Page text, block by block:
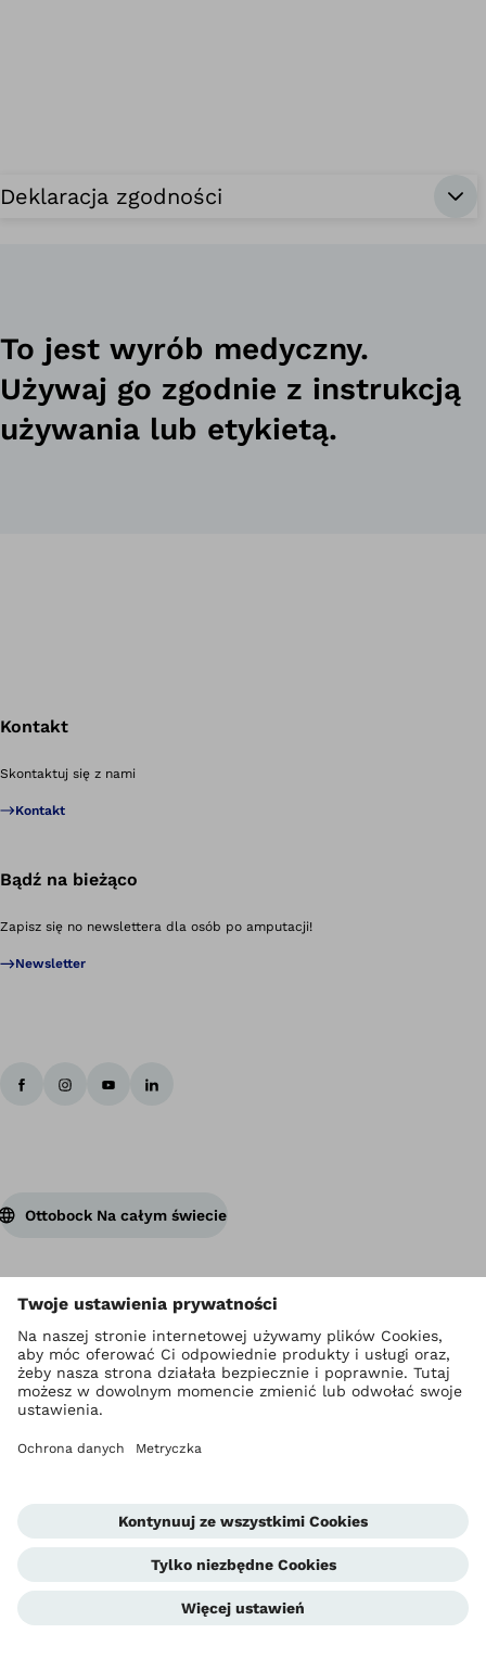
Deklaracja zgodności
To jest wyrób medyczny.
Używaj go zgodnie z instrukcją
używania lub etykietą.
Kontakt
Skontaktuj się z nami
Kontakt
Bądź na bieżąco
Zapisz się no newslettera dla osób po amputacji!
Newsletter
Ottobock Na całym świecie
Prawa autorskie Ottobock
Ustawienia prywatności
Polityka prywatności
Warunki korzystania ze strony internetowej
Metryczka
Jednostka informowania o nieprawidłowościach
Global Website
Kontakt
Warunki handlowe dla Partnerów biznesowych